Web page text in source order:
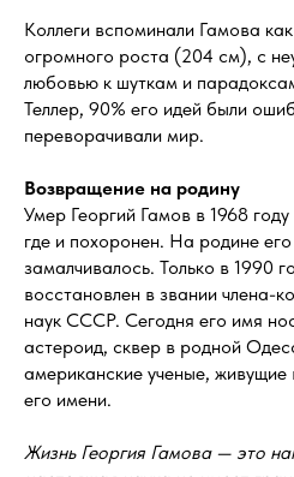
Коллеги вспоминали Гамова
огромного роста (204 см), с
любовью к шуткам и
Теллер, 90% его идей были
переворачивали мир.
Возвращение на родину
Умер Георгий Гамов в 1968
где и похоронен. На родине
замалчивалось. Только в 1990
восстановлен в звании члена-
наук СССР. Сегодня его имя
астероид, сквер в родной
американские ученые,
его имени.
Жизнь Георгия Гамова — это